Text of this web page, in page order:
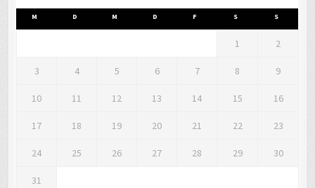
M D M D F S S
1 2
3 4 5 6 7 8 9
10 11 12 13 14 15 16
17 18 19 20 21 22 23
24 25 26 27 28 29 30
31